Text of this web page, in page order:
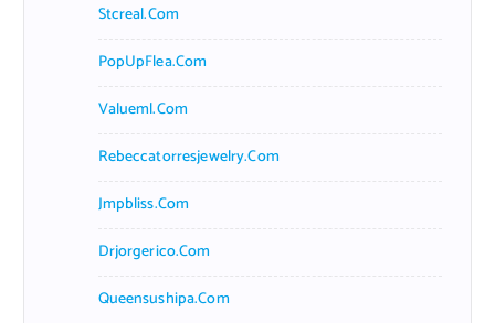
Stcreal.com
PopUpFlea.com
Valueml.com
Rebeccatorresjewelry.com
Jmpbliss.com
Drjorgerico.com
Queensushipa.com